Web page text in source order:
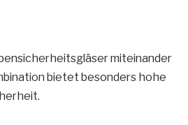
miteinander
bietet besonders hohe